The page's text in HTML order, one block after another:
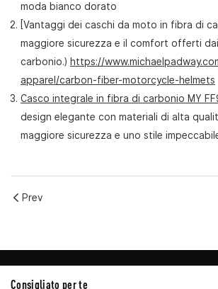
moda bianco dorato
[Vantaggi dei caschi da moto in fibra di
maggiore sicurezza e il comfort offerti
carbonio.) https://
apparel/carbon-fiber-motorcycle-helmets
Casco integrale in fibra di carbonio MY
design elegante con materiali di alta
maggiore sicurezza e uno stile
Prev
Consigliato per te